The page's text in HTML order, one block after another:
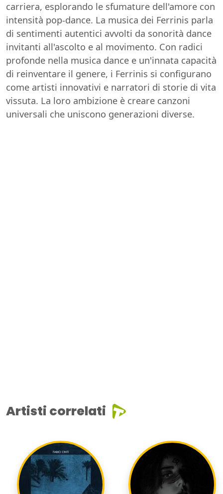
carriera, esplorando le sfumature dell'amore con
intensità pop-dance. La musica dei Ferrinis parla
di sentimenti autentici avvolti da sonorità dance
invitanti all'ascolto e al movimento. Con radici
profonde nella musica dance e un'innata capacità
di reinventare il genere, i Ferrinis si configurano
come artisti innovativi e narratori di storie di vita
vissuta. La loro ambizione è creare canzoni
universali che uniscono generazioni diverse.
Artisti correlati